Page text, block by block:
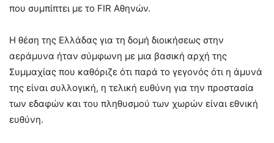
που συμπίπτει με το FIR Αθηνών.
Η θέση της Ελλάδας για τη δομή διοικήσεως στην
αεράμυνα ήταν σύμφωνη με μια βασική αρχή της
Συμμαχίας που καθόριζε ότι παρά το γεγονός ότι η άμυνά
της είναι συλλογική, η τελική ευθύνη για την προστασία
των εδαφών και του πληθυσμού των χωρών είναι εθνική
ευθύνη.